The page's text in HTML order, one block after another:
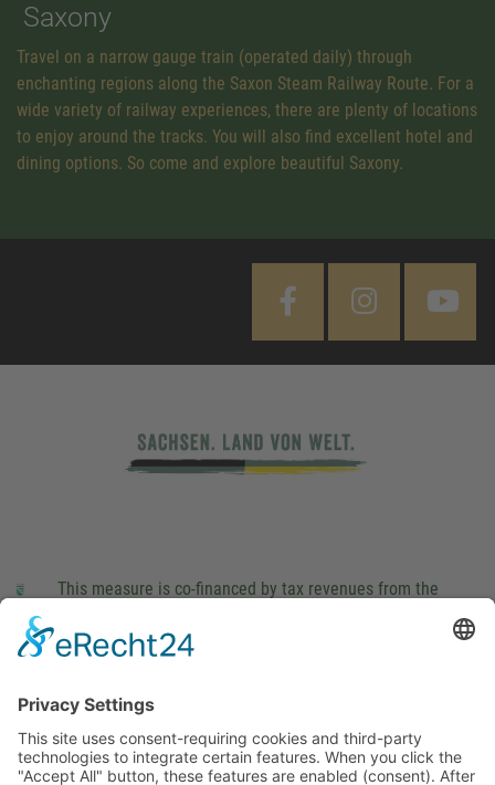
Saxony
Travel on a narrow gauge train (operated daily) through
enchanting regions along the Saxon Steam Railway Route. For a
wide variety of railway experiences, there are plenty of locations
to enjoy around the tracks. You will also find excellent hotel and
dining options. So come and explore beautiful Saxony.
This measure is co-financed by tax revenues from the
Landtag (parliament).